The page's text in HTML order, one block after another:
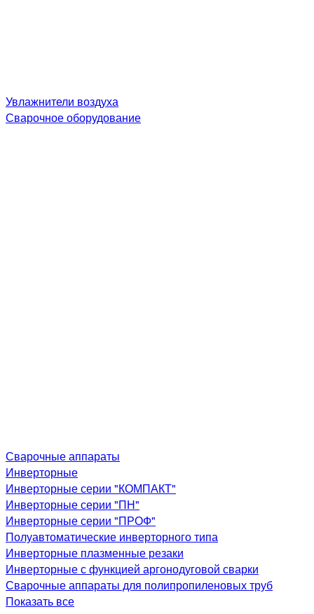
Увлажнители воздуха
Сварочное оборудование
Сварочные аппараты
Инверторные
Инверторные серии "КОМПАКТ"
Инверторные серии "ПН"
Инверторные серии "ПРОФ"
Полуавтоматические инверторного типа
Инверторные плазменные резаки
Инверторные с функцией аргонодуговой сварки
Сварочные аппараты для полипропиленовых труб
Показать все